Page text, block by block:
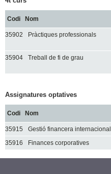
Codi Nom
35902 Pràctiques professionals
35904 Treball de fi de grau
Assignatures optatives
Codi Nom
35915 Gestió financera internacional
35916
Finances corporatives